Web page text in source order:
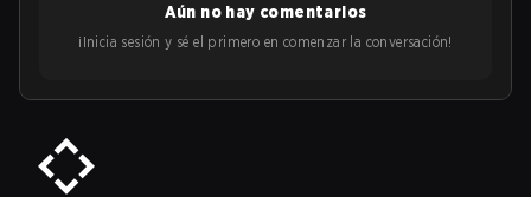
Aún no hay comentarios
¡Inicia sesión y sé el primero en comenzar la conversación!